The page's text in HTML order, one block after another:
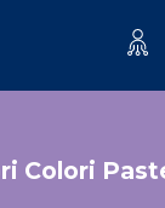
Colori